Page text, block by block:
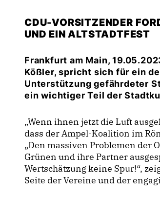
CDU-VORSITZENDER
UND EIN ALTSTADTFEST
Frankfurt am Main,
Kößler, spricht sich für ein
Unterstützung gefährdeter
ein wichtiger Teil der
Wenn ihnen jetzt die Luft
dass der Ampel-Koalition im
Den massiven Problemen der
Grünen und ihre Partner
Wertschätzung keine Spur!“,
Seite der Vereine und der